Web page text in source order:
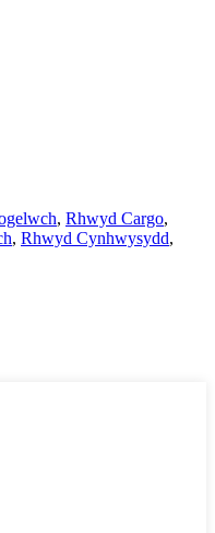
, Rhwyd Cargo,
, Rhwyd Cynhwysydd,